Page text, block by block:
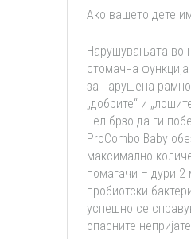
Ако вашето дете
Нарушувањата во
стомачна
за нарушена
„добрите“ и
цел брзо да ги
ProCombo Baby
максимално
помагачи – дури 2
пробиотски
успешно се
опасните